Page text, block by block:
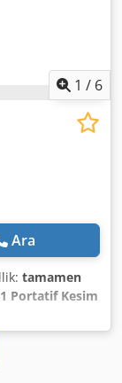
1 / 6
Ara
tamamen
Portatif Kesim
kesim
-45 ve +45
yapabilme